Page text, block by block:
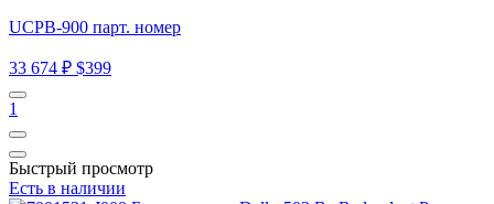
UCPB-900 парт. номер
33 674 ₽ $399
1
Быстрый просмотр
Есть в наличии